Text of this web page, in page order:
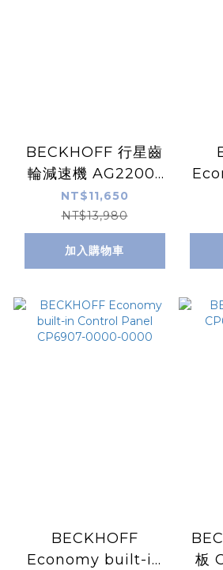
BECKHOFF 行星齒
輪減速機 AG2200-
LP070-M02-50
NT$11,650
NT$13,980
加入購物車
BECKHOFF
Economy built-in
板